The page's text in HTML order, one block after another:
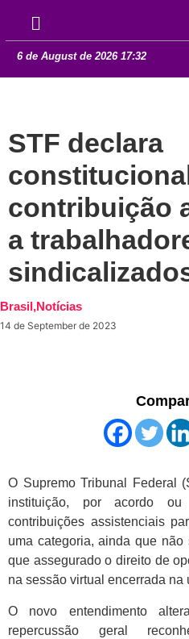
6 de August de 2026 17:32
STF declara
contribuição
a
Brasil,Notícias
14 de September de 2023
O Supremo Tribunal Federal
instituição, por acordo ou
contribuições assistenciais
uma categoria, ainda que
que assegurado o direito de
na sessão virtual encerrada na
O novo entendimento
repercussão geral